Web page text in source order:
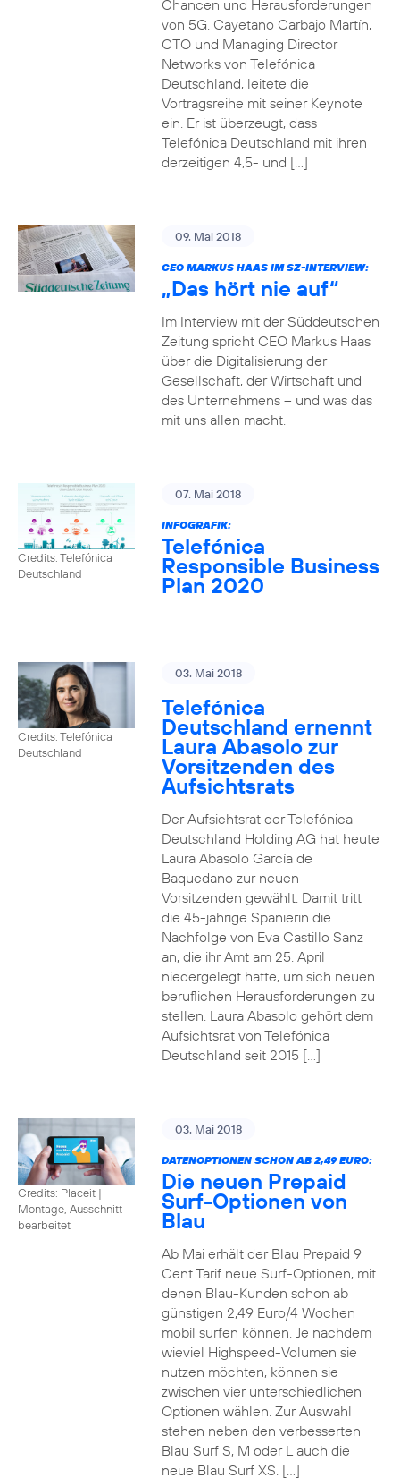
Chancen und Herausforderungen
von 5G. Cayetano Carbajo Martín,
CTO und Managing Director
Networks von Telefónica
Deutschland, leitete die
Vortragsreihe mit seiner Keynote
ein. Er ist überzeugt, dass
Telefónica Deutschland mit ihren
derzeitigen 4,5- und […]
09. Mai 2018
CEO MARKUS HAAS IM SZ-INTERVIEW:
„Das hört nie auf“
Im Interview mit der Süddeutschen
Zeitung spricht CEO Markus Haas
über die Digitalisierung der
Gesellschaft, der Wirtschaft und
des Unternehmens – und was das
mit uns allen macht.
Credits: Telefónica
Deutschland
07. Mai 2018
INFOGRAFIK:
Telefónica
Responsible Business
Plan 2020
Credits: Telefónica
Deutschland
03. Mai 2018
Telefónica
Deutschland ernennt
Laura Abasolo zur
Vorsitzenden des
Aufsichtsrats
Der Aufsichtsrat der Telefónica
Deutschland Holding AG hat heute
Laura Abasolo García de
Baquedano zur neuen
Vorsitzenden gewählt. Damit tritt
die 45-jährige Spanierin die
Nachfolge von Eva Castillo Sanz
an, die ihr Amt am 25. April
niedergelegt hatte, um sich neuen
beruflichen Herausforderungen zu
stellen. Laura Abasolo gehört dem
Aufsichtsrat von Telefónica
Deutschland seit 2015 […]
Credits: Placeit |
Montage, Ausschnitt
bearbeitet
03. Mai 2018
DATENOPTIONEN SCHON AB 2,49 EURO:
Die neuen Prepaid
Surf-Optionen von
Blau
Ab Mai erhält der Blau Prepaid 9
Cent Tarif neue Surf-Optionen, mit
denen Blau-Kunden schon ab
günstigen 2,49 Euro/4 Wochen
mobil surfen können. Je nachdem
wieviel Highspeed-Volumen sie
nutzen möchten, können sie
zwischen vier unterschiedlichen
Optionen wählen. Zur Auswahl
stehen neben den verbesserten
Blau Surf S, M oder L auch die
neue Blau Surf XS. […]